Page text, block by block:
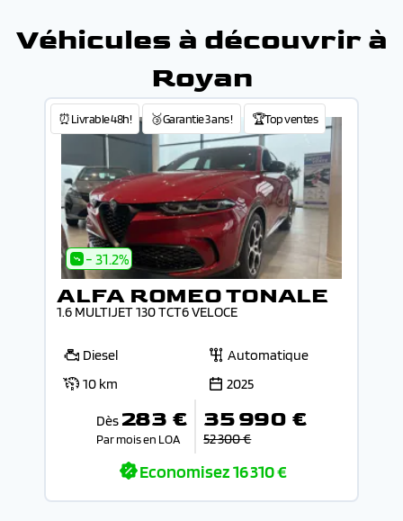
Véhicules à découvrir à
Royan
⏰Livrable 48h! 🥉Garantie 3 ans ! 🏆Top ventes
- 31.2%
ALFA ROMEO TONALE
1.6 MULTIJET 130 TCT6 VELOCE
Diesel
Automatique
10 km
2025
Dès 283 €
Par mois en LOA
35 990 €
52 300 €
Economisez16 310 €